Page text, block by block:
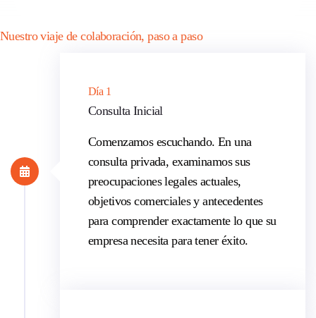
Nuestro viaje de colaboración, paso a paso
Día 1
Consulta Inicial
Comenzamos escuchando. En una
consulta privada, examinamos sus
preocupaciones legales actuales,
objetivos comerciales y antecedentes
para comprender exactamente lo que su
empresa necesita para tener éxito.